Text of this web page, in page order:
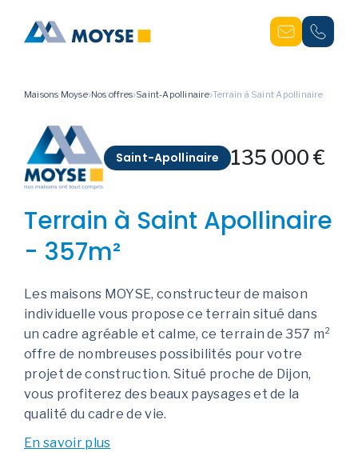
Maisons Moyse Nos offres Saint-Apollinaire Terrain à Saint Apollinaire
Saint-Apollinaire 135 000 €
Terrain à Saint Apollinaire
- 357m²
Les maisons MOYSE, constructeur de maison
individuelle vous propose ce terrain situé dans
un cadre agréable et calme, ce terrain de 357 m²
offre de nombreuses possibilités pour votre
projet de construction. Situé proche de Dijon,
vous profiterez des beaux paysages et de la
qualité du cadre de vie.
En savoir plus